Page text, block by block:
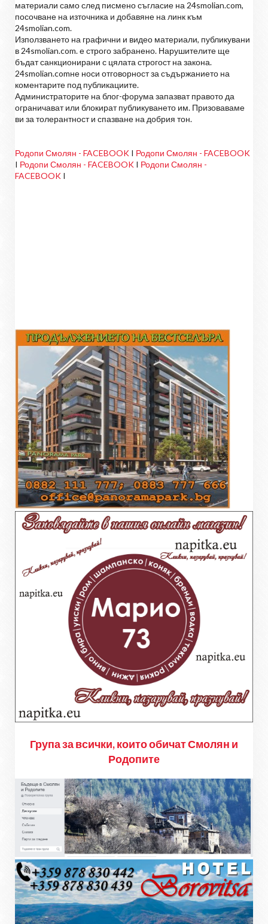
материали само след писмено съгласие на 24smolian.com,
посочване на източника и добавяне на линк към
24smolian.com.
Използването на графични и видео материали, публикувани
в 24smolian.com. е строго забранено. Нарушителите ще
бъдат санкционирани с цялата строгост на закона.
24smolian.comне носи отговорност за съдържанието на
коментарите под публикациите.
Администраторите на блог-форума запазват правото да
ограничават или блокират публикуването им. Призоваваме
ви за толерантност и спазване на добрия тон.
Родопи Смолян - FACEBOOK I Родопи Смолян - FACEBOOK
I Родопи Смолян - FACEBOOK I Родопи Смолян -
FACEBOOK I
Група за всички, които обичат Смолян и
Родопите